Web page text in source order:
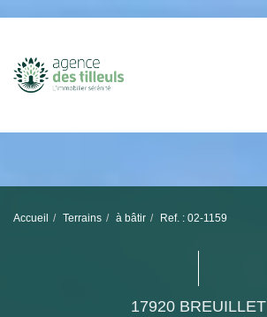
Accueil Terrains à bâtir Ref. : 02-1159
17920 BREUILLET